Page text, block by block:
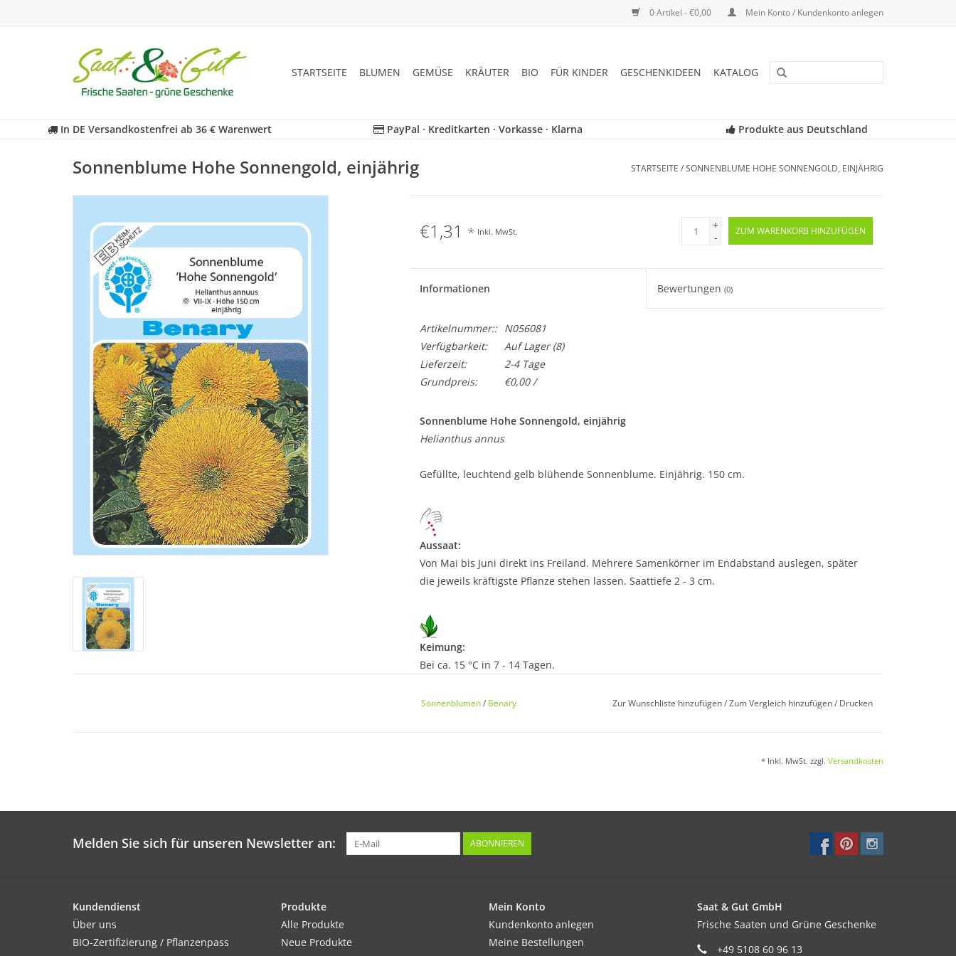
0 Artikel - €0,00 Mein Konto / Kundenkonto anlegen
STARTSEITE BLUMEN GEMÜSE KRÄUTER BIO FÜR KINDER GESCHENKIDEEN KATALOG
In DE Versandkostenfrei ab 36 € Warenwert PayPal · Kreditkarten · Vorkasse · Klarna Produkte aus Deutschland
Sonnenblume Hohe Sonnengold, einjährig STARTSEITE /SONNENBLUME HOHE SONNENGOLD, EINJÄHRIG
€1,31 * Inkl. MwSt.
+
-
ZUM WARENKORB HINZUFÜGEN
Informationen Bewertungen(0)
Artikelnummer::
N056081
Verfügbarkeit:
Auf Lager(8)
Lieferzeit:
2-4 Tage
Grundpreis:
€0,00 /
Sonnenblume Hohe Sonnengold, einjährig
Helianthus annus
Gefüllte, leuchtend gelb blühende Sonnenblume. Einjährig. 150 cm.
Aussaat:
Von Mai bis Juni direkt ins Freiland. Mehrere Samenkörner im Endabstand auslegen, später
die jeweils kräftigste Pflanze stehen lassen. Saattiefe 2 - 3 cm.
Keimung:
Bei ca. 15 °C in 7 - 14 Tagen.
Sonnig.
Ab Juli - September
Sonnenblumen/ Benary Zur Wunschliste hinzufügen/Zum Vergleich hinzufügen/ Drucken
* Inkl. MwSt. zzgl. Versandkosten
Melden Sie sich für unseren Newsletter an: ABONNIEREN
Kundendienst
Über uns
BIO-Zertifizierung / Pflanzenpass
Produkte
Alle Produkte
Neue Produkte
Mein Konto
Kundenkonto anlegen
Meine Bestellungen
Saat & Gut GmbH
Frische Saaten und Grüne Geschenke
+49 5108 60 96 13